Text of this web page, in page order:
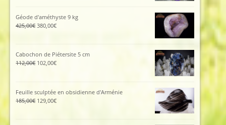
était :
115,00€.105,00€.
Géode d'améthyste 9 kg
425,00€ Le
380,00€Le
est :
Cabochon de Piétersite 5 cm
112,00€ Le
112,00€.
102,00€Le
102,00€.
Feuille sculptée en obsidienne d'Arménie
185,00€ Le
129,00€Le